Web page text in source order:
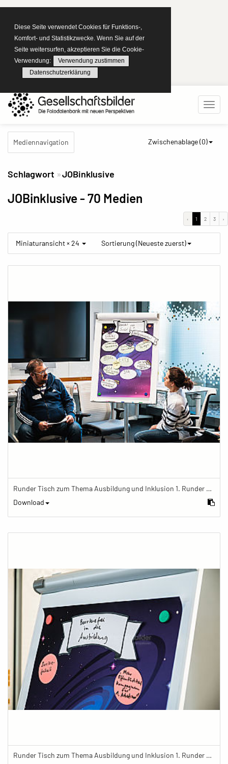
Diese Seite verwendet Cookies für Funktions-,
Komfort- und Statistikzwecke. Wenn Sie auf der
Seite weitersurfen, akzeptieren Sie die Cookie-
Verwendung:
Verwendung zustimmen
Datenschutzerklärung
Mediennavigation Zwischenablage (0)
Schlagwort JOBinklusive
JOBinklusive- 70 Medien
‹ 1 2 3 ›
Miniaturansicht × 24 Sortierung (Neueste zuerst)
Runder Tisch zum Thema Ausbildung und Inklusion 1. Runder Tisch zu Ausbildung und Inklusion von JOBinklusive
Download
Runder Tisch zum Thema Ausbildung und Inklusion 1. Runder Tisch zu Ausbildung und Inklusion von JOBinklusive